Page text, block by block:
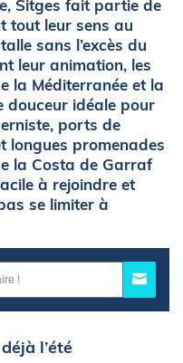
Sitges fait partie de
tout leur sens au
sans l’excès du
leur animation, les
la Méditerranée et la
douceur idéale pour
ports de
longues promenades
la Costa de Garraf
à rejoindre et
se limiter à
l’été